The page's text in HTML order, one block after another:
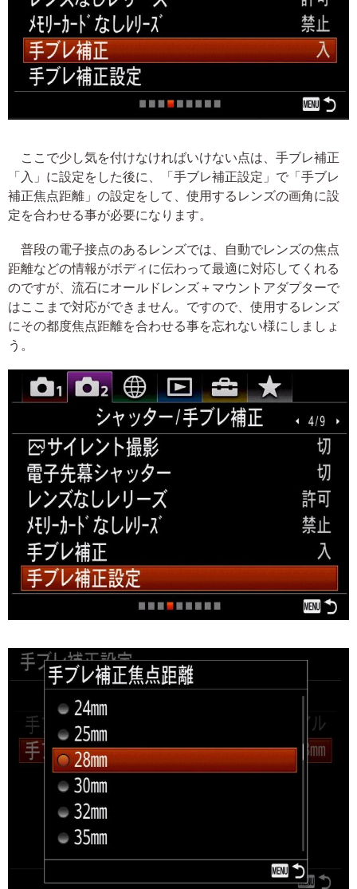
ここで少し気を付けなければいけない点は、手ブレ補正
「入」に設定をした後に、「手ブレ補正設定」で「手ブレ
補正焦点距離」の設定をして、使用するレンズの画角に設
定を合わせる事が必要になります。
普段の電子接点のあるレンズでは、自動でレンズの焦点
距離などの情報がボディに伝わって最適に対応してくれる
のですが、流石にオールドレンズ＋マウントアダプターで
はここまで対応ができません。ですので、使用するレンズ
にその都度焦点距離を合わせる事を忘れない様にしましょ
う。